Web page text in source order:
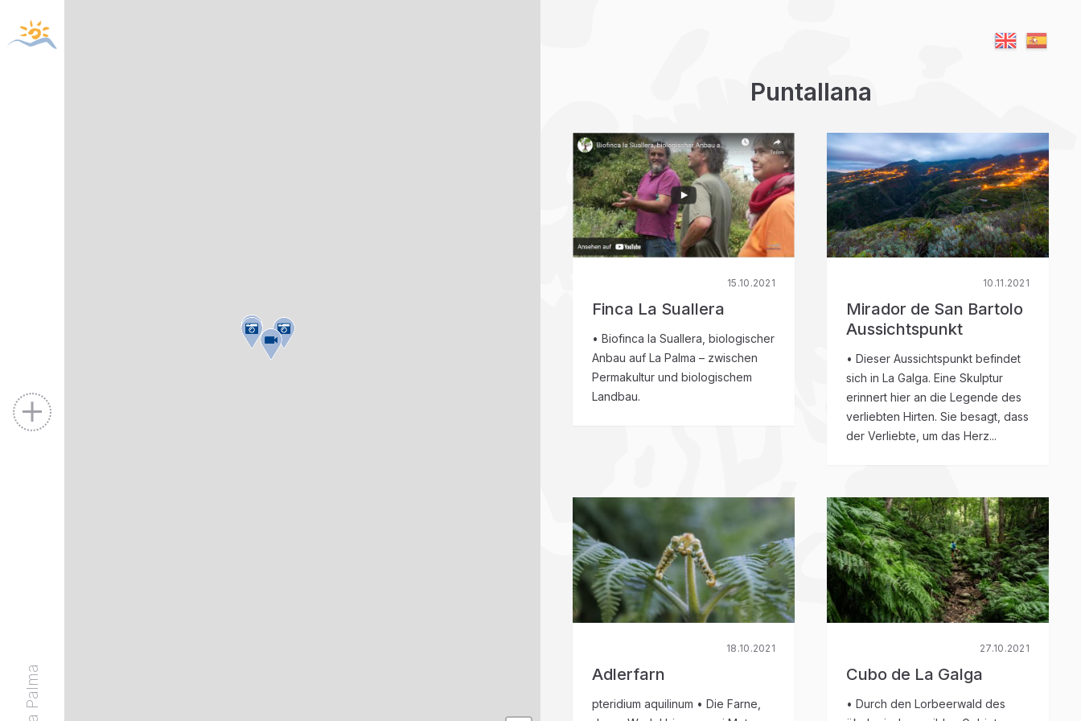
Puntallana
15.10.2021
Finca La Suallera
• Biofinca la Suallera, biologischer
Anbau auf La Palma – zwischen
Permakultur und biologischem
Landbau.
10.11.2021
Mirador de San Bartolo
Aussichtspunkt
• Dieser Aussichtspunkt befindet
sich in La Galga. Eine Skulptur
erinnert hier an die Legende des
verliebten Hirten. Sie besagt, dass
der Verliebte, um das Herz...
18.10.2021
Adlerfarn
pteridium aquilinum • Die Farne,
27.10.2021
Cubo de La Galga
• Durch den Lorbeerwald des